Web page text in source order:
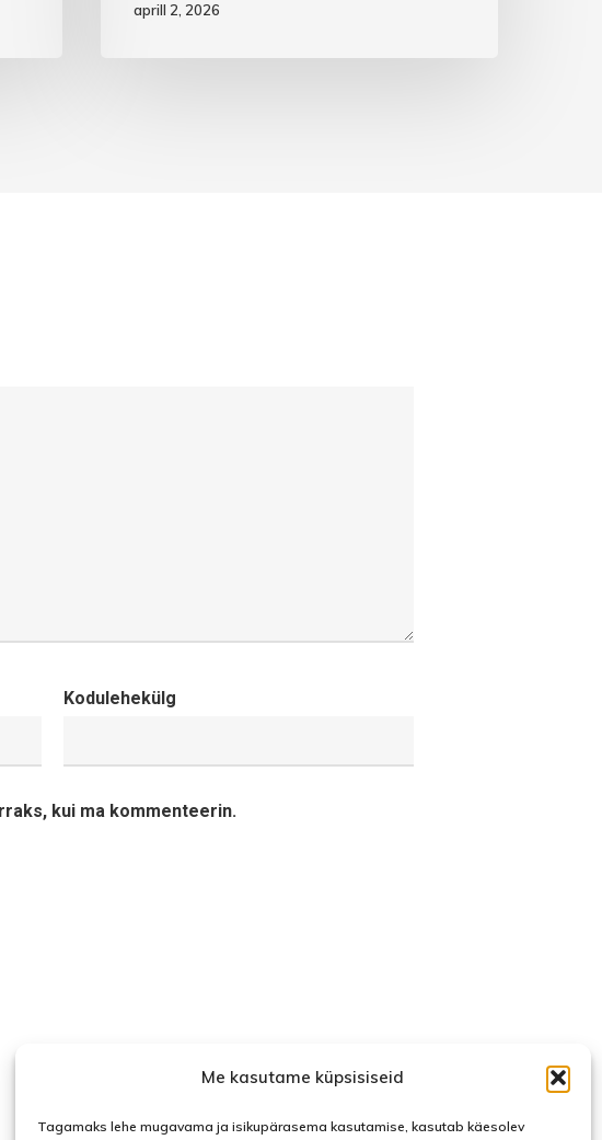
Me kasutame küpsisiseid
Tagamaks lehe mugavama ja isikupärasema kasutamise, kasutab käesolev
aprill 2, 2026
Kodulehekülg
kui ma kommenteerin.